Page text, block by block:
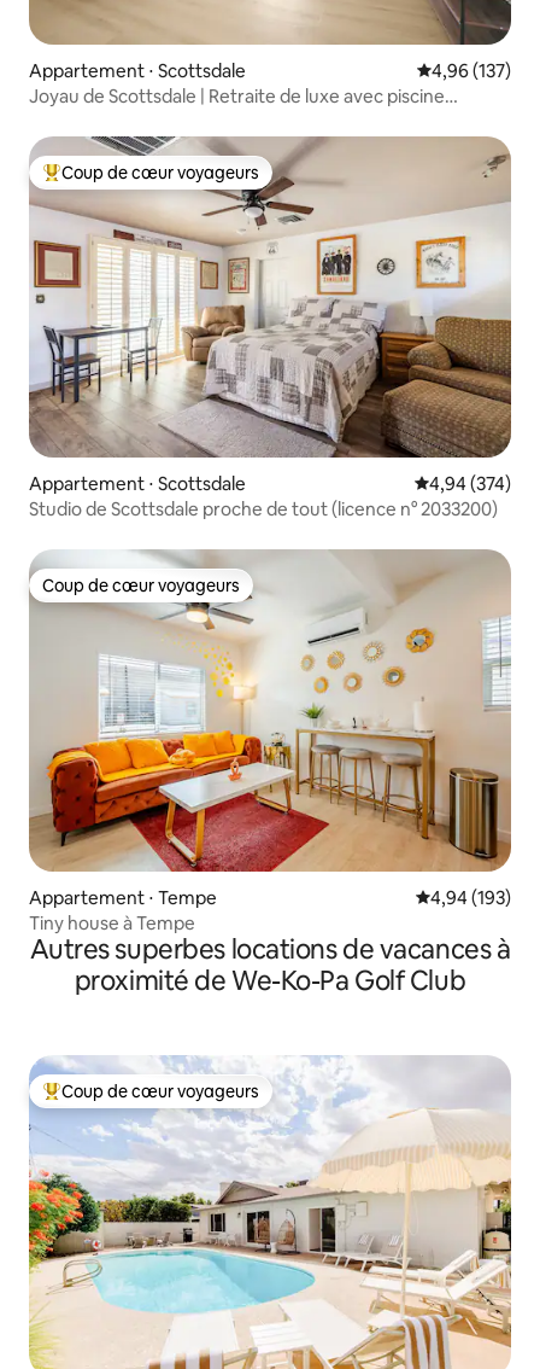
Appartement ⋅ Scottsdale Évaluation
4,96 (137)
Joyau de Scottsdale | Retraite de luxe avec piscine
Coups de cœur voyageurs les plus appréciés
Coup de cœur voyageurs
Appartement ⋅ Scottsdale Évaluation
4,94 (374)
Studio de Scottsdale proche de tout (licence n° 2033200)
Coup de cœur voyageurs
Coup de cœur voyageurs
Appartement ⋅ Tempe Évaluation
4,94 (193)
Tiny house à Tempe
Autres superbes locations de vacances à
proximité de We-Ko-Pa Golf Club
Coups de cœur voyageurs les plus appréciés
Coup de cœur voyageurs